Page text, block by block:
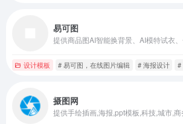
易可图
设计模板 # 易可图，在线图片编辑 # 海报设计 #
摄图网